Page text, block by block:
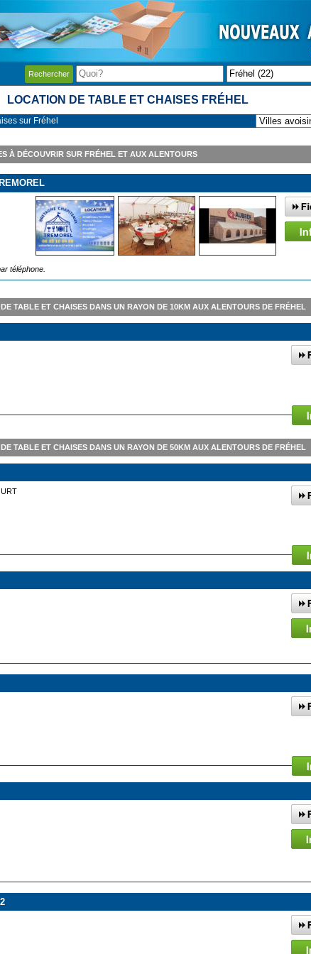
Rechercher
LOCATION DE TABLE ET CHAISES FRÉHEL
sur Fréhel
À DÉCOUVRIR SUR FRÉHEL ET AUX ALENTOURS
téléphone.
TABLE ET CHAISES DANS UN RAYON DE 10KM AUX ALENTOURS DE FRÉHEL
TABLE ET CHAISES DANS UN RAYON DE 50KM AUX ALENTOURS DE FRÉHEL